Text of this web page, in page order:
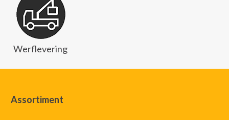
Werflevering
Assortiment